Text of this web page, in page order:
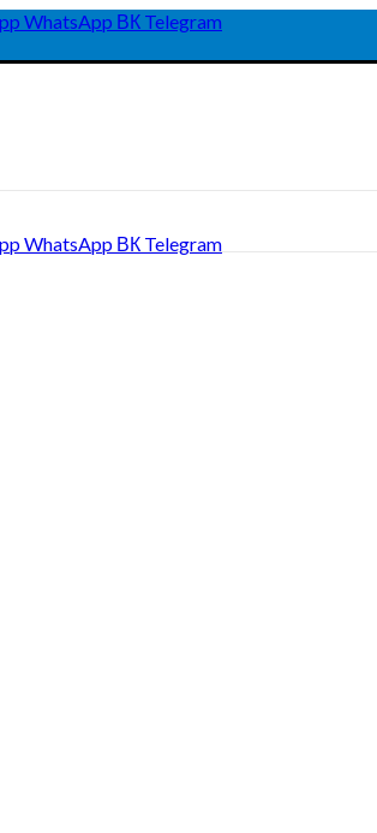
WhatsApp ВК Telegram
WhatsApp ВК Telegram